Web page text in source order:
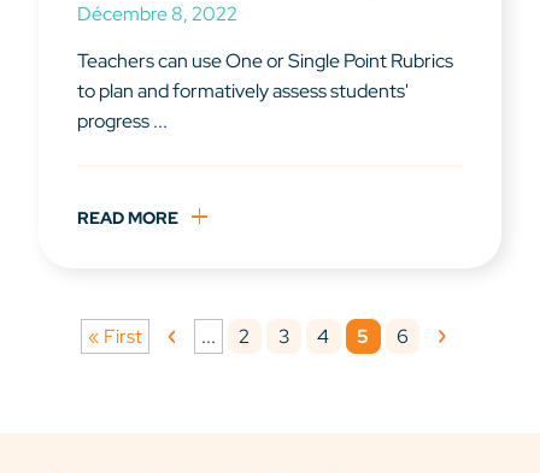
Décembre 8, 2022
Teachers can use One or Single Point Rubrics
to plan and formatively assess students'
progress ...
READ MORE
« First ... 2 3 4 5 6